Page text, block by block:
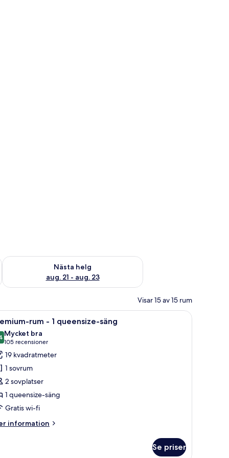
aug. 14 - aug. 16
Nästa helg
aug. 21 - aug. 23
Kontrollera tillgängligheten för nästa helg aug. 21 - aug. 23
Visar 15 av 15 rum
i trä, ett nattduksbord med en lampa och en stor spegel på väggen.
Ett välordnat sovrum med en stor säng, en
4 rum - 1 queensize-säng
av 10
Mycket bra
105 recensioner
(105 recensioner)
19 kvadratmeter
1 sovrum
2 sovplatser
1 queensize-säng
Gratis wi-fi
information
Se priser